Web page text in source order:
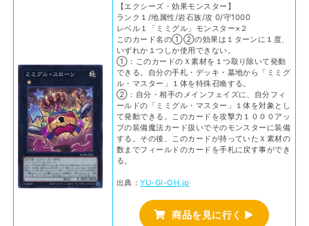
【エクシーズ・効果モンスター】
ランク１/地属性/岩石族/攻 0/守1000
レベル１「ミミグル」モンスター×２
このカード名の①②の効果は１ターンに１度、
いずれか１つしか使用できない。
①：このカードのＸ素材を１つ取り除いて発動
できる。自分の手札・デッキ・墓地から「ミミグ
ル・マスター」１体を特殊召喚する。
②：自分・相手のメインフェイズに、自分フィ
ールドの「ミミグル・マスター」１体を対象とし
て発動できる。このカードを攻撃力１０００アッ
プの装備魔法カード扱いでそのモンスターに装備
する。その後、このカードが持っていたＸ素材の
数までフィールドのカードを手札に戻す事ができ
る。
出典：YU-GI-OH.jp
商品を見に行く ▶